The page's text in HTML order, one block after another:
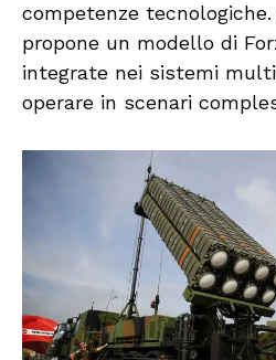
competenze
propone un modello di
integrate nei sistemi
operare in scenari